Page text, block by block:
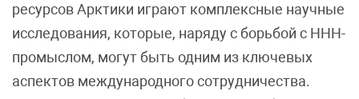
ресурсов Арктики играют комплексные научные
исследования, которые, наряду с борьбой с ННН-
промыслом, могут быть одним из ключевых
аспектов международного сотрудничества.